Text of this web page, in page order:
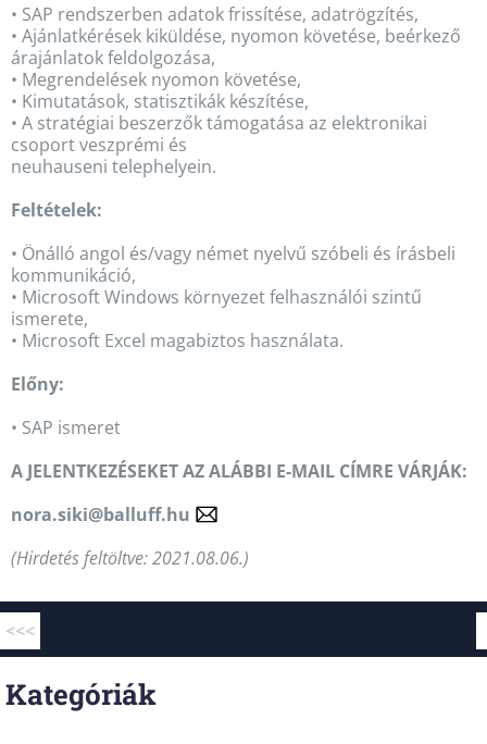
• SAP rendszerben adatok frissítése, adatrögzítés,
• Ajánlatkérések kiküldése, nyomon követése, beérkező
árajánlatok feldolgozása,
• Megrendelések nyomon követése,
• Kimutatások, statisztikák készítése,
• A stratégiai beszerzők támogatása az elektronikai
csoport veszprémi és
neuhauseni telephelyein.
Feltételek:
• Önálló angol és/vagy német nyelvű szóbeli és írásbeli
kommunikáció,
• Microsoft Windows környezet felhasználói szintű
ismerete,
• Microsoft Excel magabiztos használata.
Előny:
• SAP ismeret
A JELENTKEZÉSEKET AZ ALÁBBI E-MAIL CÍMRE VÁRJÁK:
nora.siki@balluff.hu
(Hirdetés feltöltve: 2021.08.06.)
<<<
Kategóriák